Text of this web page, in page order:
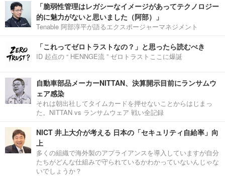
「脆弱性管理はレガシーなイメージがあってテクノロジー
的に魅力がないと思いました（阿部）」
Tenable 阿部淳平が語るエクスポージャーマネジメント
「これってゼロトラストなの？」と思ったら読むべき
ID 起点の “ HENNGE流 ” ゼロトラストここに爆誕
自動車部品メーカーNITTAN、決算開示目前にランサムウ
ェア感染
それは朝出社してタイムカードを押せないことからはじまっ
た。NITTAN vs ランサムウェア 戦い全記録
NICT 井上大介が考える 日本の「セキュリティ自給率」向
上
多くの組織で海外製のアプライアンスを導入していますが自分
たちがどんな仕組みで守られているかわかっていないんじゃな
いでしょうか？